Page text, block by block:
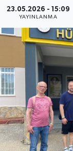
23.05.2026 - 15:09
YAYINLANMA